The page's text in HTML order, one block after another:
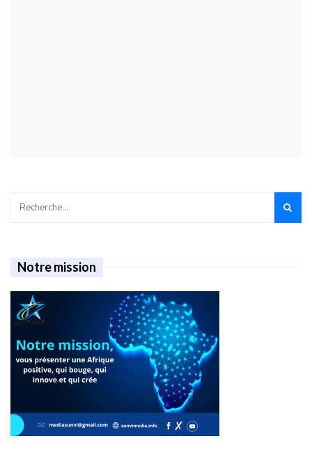
Notre mission